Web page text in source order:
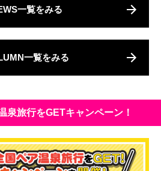
一覧をみる
一覧をみる
泉旅行をGETキャンペーン！